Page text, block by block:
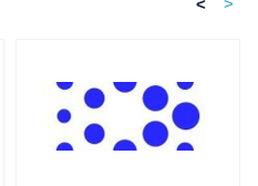
< >